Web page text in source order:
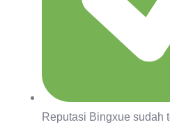
Reputasi Bingxue sudah